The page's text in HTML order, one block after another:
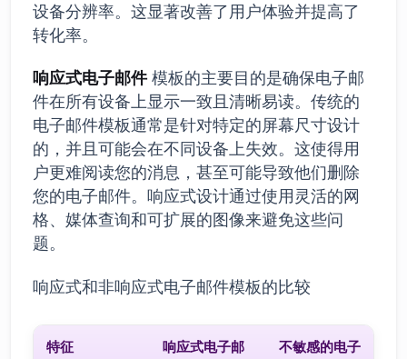
设备分辨率。这显著改善了用户体验并提高了
转化率。
响应式电子邮件模板的主要目的是确保电子邮
件在所有设备上显示一致且清晰易读。传统的
电子邮件模板通常是针对特定的屏幕尺寸设计
的，并且可能会在不同设备上失效。这使得用
户更难阅读您的消息，甚至可能导致他们删除
您的电子邮件。响应式设计通过使用灵活的网
格、媒体查询和可扩展的图像来避免这些问
题。
响应式和非响应式电子邮件模板的比较
特征
响应式电子邮
不敏感的电子